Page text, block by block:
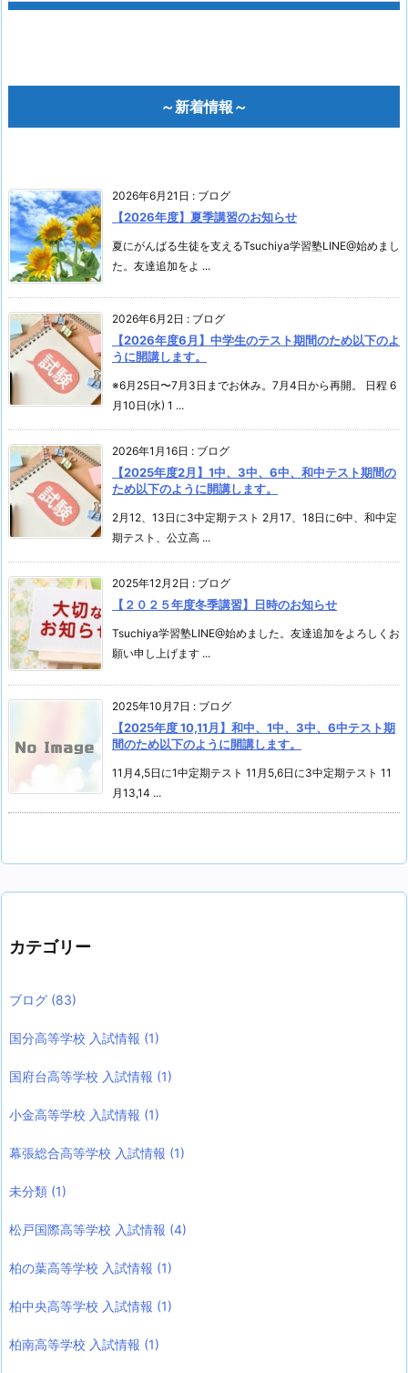
～新着情報～
2026年6月21日 : ブログ
【2026年度】夏季講習のお知らせ
夏にがんばる生徒を支えるTsuchiya学習塾LINE@始めまし
た。友達追加をよ ...
2026年6月2日 : ブログ
【2026年度6月】中学生のテスト期間のため以下のよ
うに開講します。
※6月25日〜7月3日までお休み。7月4日から再開。 日程 6
月10日(水) 1 ...
2026年1月16日 : ブログ
【2025年度2月】1中、3中、6中、和中テスト期間の
ため以下のように開講します。
2月12、13日に3中定期テスト 2月17、18日に6中、和中定
期テスト、公立高 ...
2025年12月2日 : ブログ
【２０２５年度冬季講習】日時のお知らせ
Tsuchiya学習塾LINE@始めました。友達追加をよろしくお
願い申し上げます ...
2025年10月7日 : ブログ
【2025年度 10,11月】和中、1中、3中、6中テスト期
間のため以下のように開講します。
11月4,5日に1中定期テスト 11月5,6日に3中定期テスト 11
月13,14 ...
カテゴリー
ブログ (83)
国分高等学校 入試情報 (1)
国府台高等学校 入試情報 (1)
小金高等学校 入試情報 (1)
幕張総合高等学校 入試情報 (1)
未分類 (1)
松戸国際高等学校 入試情報 (4)
柏の葉高等学校 入試情報 (1)
柏中央高等学校 入試情報 (1)
柏南高等学校 入試情報 (1)